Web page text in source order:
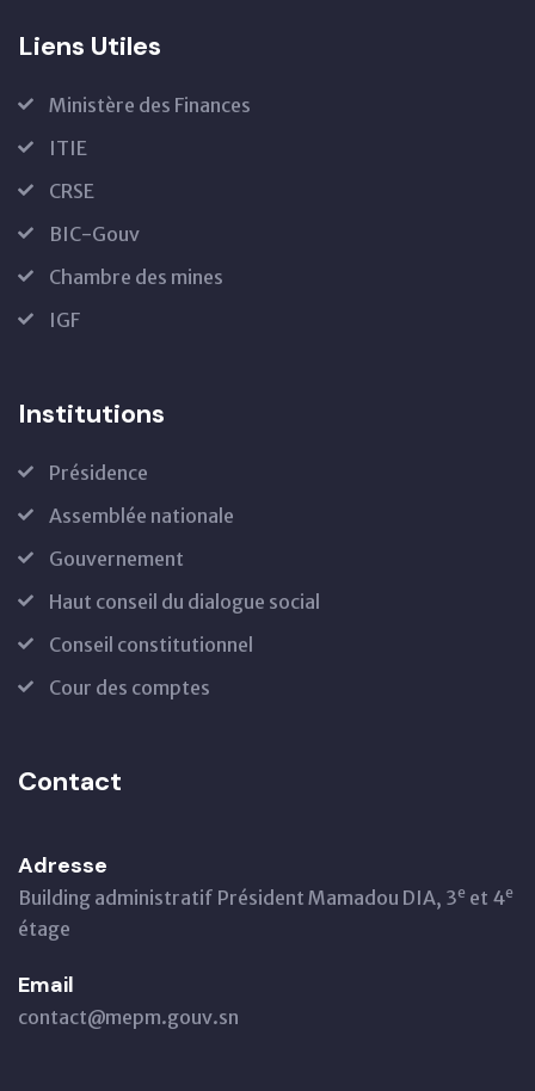
Liens Utiles
Ministère des Finances
ITIE
CRSE
BIC-Gouv
Chambre des mines
IGF
Institutions
Présidence
Assemblée nationale
Gouvernement
Haut conseil du dialogue social
Conseil constitutionnel
Cour des comptes
Contact
Adresse
Building administratif Président Mamadou DIA, 3e et 4e
étage
Email
contact@mepm.gouv.sn